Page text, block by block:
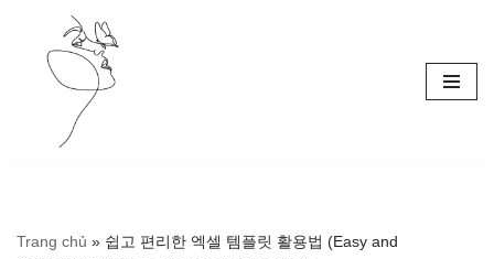
Skip
Trang chủ » 쉽고 편리한 엑셀 템플릿 활용법 (Easy and